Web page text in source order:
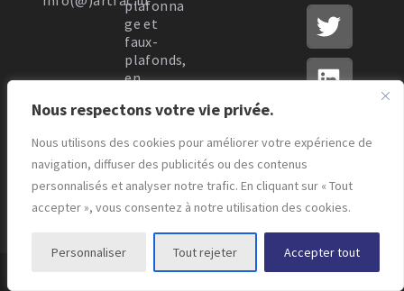
Nous respectons votre vie privée.
Nous utilisons des cookies pour améliorer votre expérience de
navigation, diffuser des publicités ou des contenus
personnalisés et analyser notre trafic. En cliquant sur « Tout
accepter », vous consentez à notre utilisation des cookies.
Personnaliser Tout rejeter Accepter tout
plafonna
ge et
faux-
plafonds,
en
par
n
thermiqu
e.
© Copyright - Artfac - Design byMarkeasy